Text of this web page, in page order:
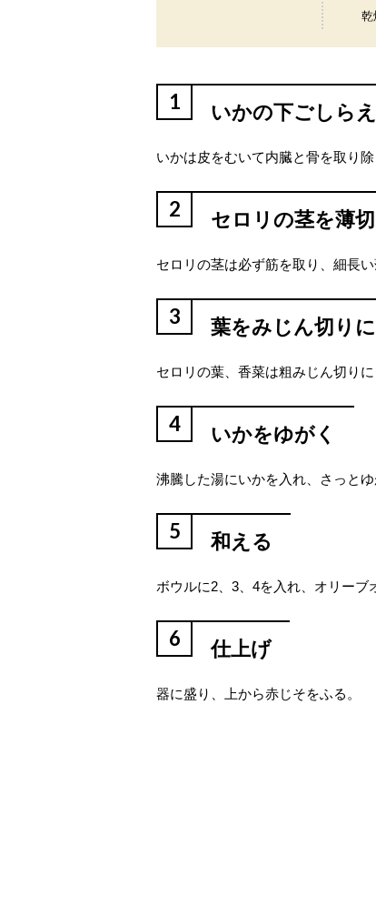
乾
1 いかの下ごしらえ
いかは皮をむいて内臓と骨を取り
2 セロリの茎を薄
セロリの茎は必ず筋を取り、細長い
3 葉をみじん切り
セロリの葉、香菜は粗みじん切りに
4 いかをゆがく
沸騰した湯にいかを入れ、さっとゆ
5 和える
ボウルに2、3、4を入れ、オリーブ
6 仕上げ
器に盛り、上から赤じそをふる。